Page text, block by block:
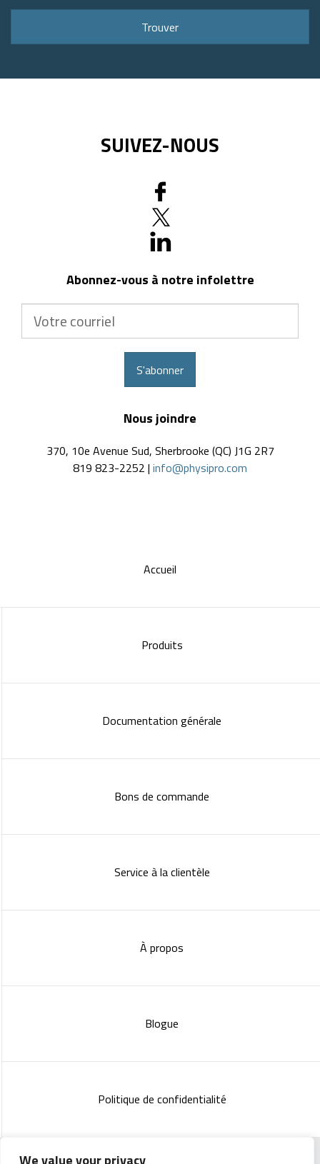
We value your privacy
Trouver
SUIVEZ-NOUS
Abonnez-vous à notre infolettre
S'abonner
Nous joindre
370, 10e Avenue Sud, Sherbrooke (QC) J1G 2R7
819 823-2252 | info@physipro.com
Accueil
Produits
Documentation générale
Bons de commande
Service à la clientèle
À propos
Blogue
Politique de confidentialité